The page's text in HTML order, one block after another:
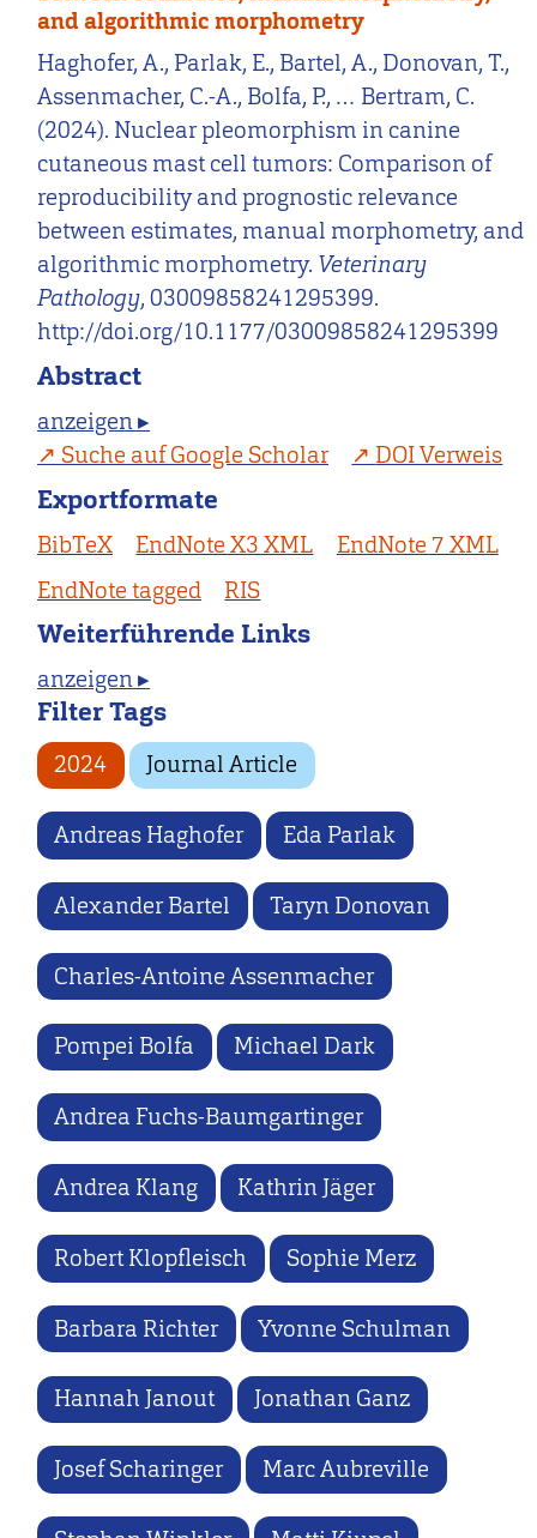
and algorithmic morphometry
Haghofer, A., Parlak, E., Bartel, A., Donovan, T.,
Assenmacher, C.-A., Bolfa, P., … Bertram, C.
(2024). Nuclear pleomorphism in canine
cutaneous mast cell tumors: Comparison of
reproducibility and prognostic relevance
between estimates, manual morphometry, and
algorithmic morphometry. Veterinary
Pathology, 03009858241295399.
http://doi.org/10.1177/03009858241295399
Abstract
anzeigen ▸
Suche auf Google Scholar
DOI Verweis
Exportformate
BibTeX EndNote X3 XML
EndNote 7 XML
EndNote tagged
RIS
Weiterführende Links
anzeigen ▸
Filter Tags
2024 Journal Article
Andreas Haghofer Eda Parlak
Alexander Bartel Taryn Donovan
Charles-Antoine Assenmacher
Pompei Bolfa Michael Dark
Andrea Fuchs-Baumgartinger
Andrea Klang Kathrin Jäger
Robert Klopfleisch Sophie Merz
Barbara Richter Yvonne Schulman
Hannah Janout Jonathan Ganz
Josef Scharinger Marc Aubreville